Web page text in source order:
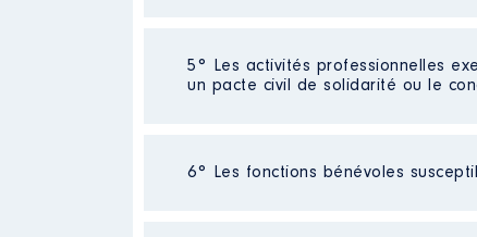
Rémunération ou
2016 1 013 €
Néant
5° Les activités professionnelles
un pacte civil de solidarité ou le
Activité professionnelle
:
Commentaire : [Données non
6° Les fonctions bénévoles